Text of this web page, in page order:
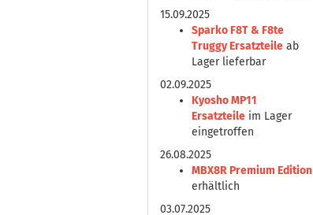
15.09.2025
Sparko F8T & F8te
Truggy Ersatzteile ab
Lager lieferbar
02.09.2025
Kyosho MP11
Ersatzteile im Lager
eingetroffen
26.08.2025
MBX8R Premium Edition
erhältlich
03.07.2025